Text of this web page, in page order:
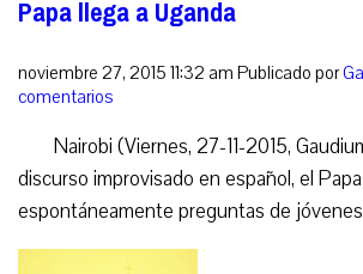
Papa llega a Uganda
noviembre 27, 2015 11:32 am Publicado por
comentarios
Nairobi (Viernes, 27-11-2015,
discurso improvisado en español, el
espontáneamente preguntas de jóvenes